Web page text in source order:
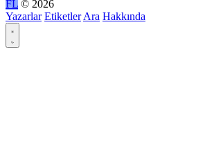
FL © 2026
Yazarlar Etiketler Ara Hakkında